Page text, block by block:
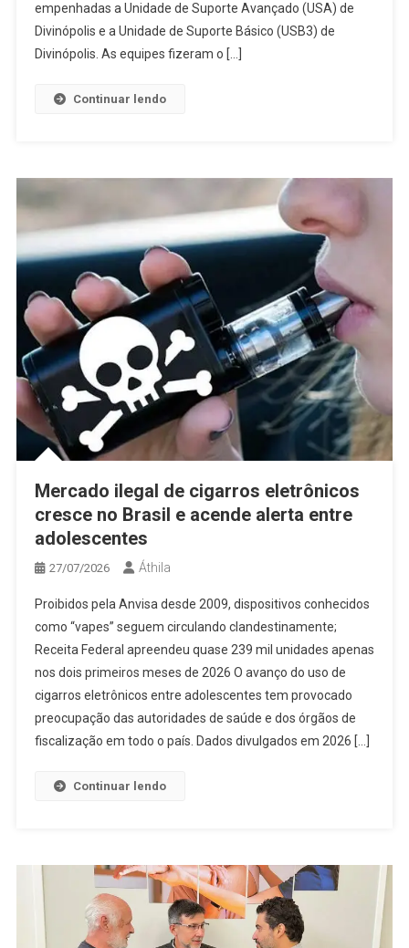
empenhadas a Unidade de Suporte Avançado (USA) de
Divinópolis e a Unidade de Suporte Básico (USB3) de
Divinópolis. As equipes fizeram o […]
Continuar lendo
Mercado ilegal de cigarros eletrônicos
cresce no Brasil e acende alerta entre
adolescentes
27/07/2026 Áthila
Proibidos pela Anvisa desde 2009, dispositivos conhecidos
como “vapes” seguem circulando clandestinamente;
Receita Federal apreendeu quase 239 mil unidades apenas
nos dois primeiros meses de 2026 O avanço do uso de
cigarros eletrônicos entre adolescentes tem provocado
preocupação das autoridades de saúde e dos órgãos de
fiscalização em todo o país. Dados divulgados em 2026 […]
Continuar lendo